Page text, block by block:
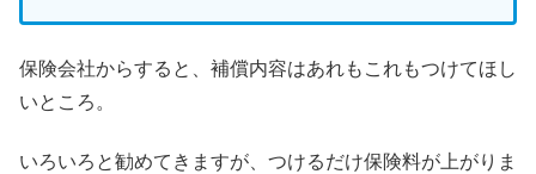
保険会社からすると、補償内容はあれもこれもつけてほし
いところ。
いろいろと勧めてきますが、つけるだけ保険料が上がりま